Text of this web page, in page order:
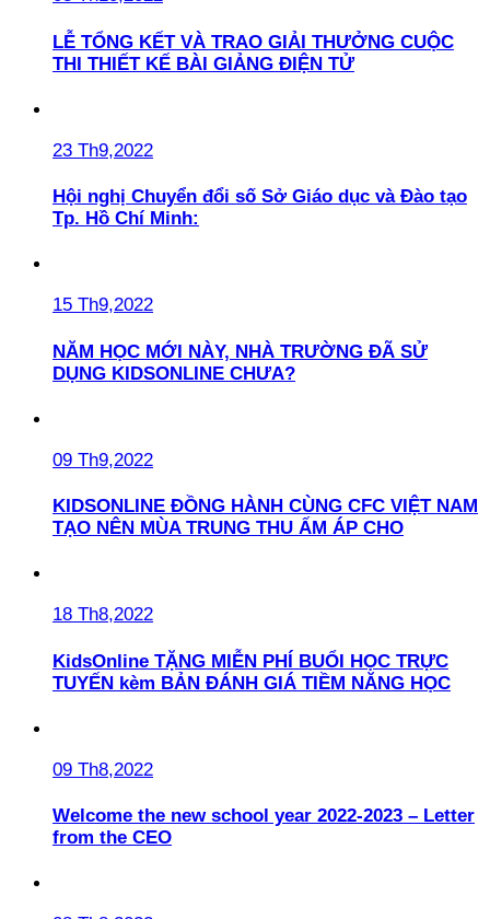
LỄ TỔNG KẾT VÀ TRAO GIẢI THƯỞNG CUỘC
THI THIẾT KẾ BÀI GIẢNG ĐIỆN TỬ
23 Th9,2022
Hội nghị Chuyển đổi số Sở Giáo dục và Đào tạo
Tp. Hồ Chí Minh:
15 Th9,2022
NĂM HỌC MỚI NÀY, NHÀ TRƯỜNG ĐÃ SỬ
DỤNG KIDSONLINE CHƯA?
09 Th9,2022
KIDSONLINE ĐỒNG HÀNH CÙNG CFC VIỆT NAM
TẠO NÊN MÙA TRUNG THU ẤM ÁP CHO
18 Th8,2022
KidsOnline TẶNG MIỄN PHÍ BUỔI HỌC TRỰC
TUYẾN kèm BẢN ĐÁNH GIÁ TIỀM NĂNG HỌC
09 Th8,2022
Welcome the new school year 2022-2023 – Letter
from the CEO